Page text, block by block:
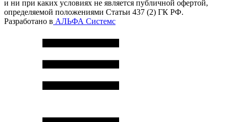
и ни при каких условиях не является публичной офертой,
определяемой положениями Статьи 437 (2) ГК РФ.
Разработано в АЛЬФА Системс